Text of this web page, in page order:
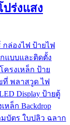
ร่งแสง
กล่องไฟ ป้ายไฟ
แบบและติดตั้ง
รงเหล็ก ป้าย
ที่ พลาสวูด ไฟ
Display ป้ายตู้
หล็ก Backdrop
มบัตร ใบปลิว ฉลาก